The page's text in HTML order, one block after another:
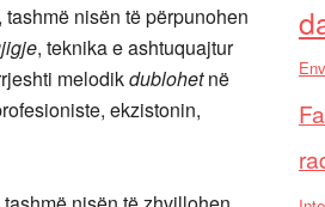
nisën të përpunohen
, teknika e ashtuquajtur
melodikdublohetnë
ekzistonin,